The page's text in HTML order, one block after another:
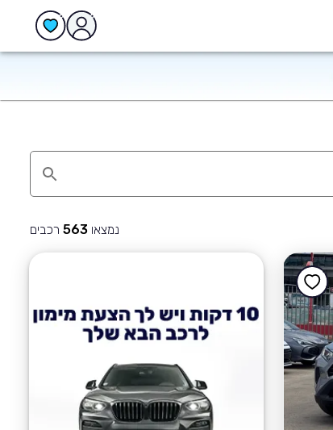
נמצאו 563 רכבים